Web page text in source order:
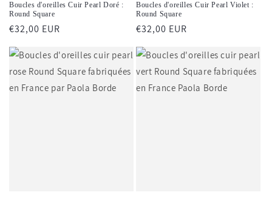
Boucles d'oreilles Cuir Pearl Doré :
Round Square
Prix
habituel
€32,00 EUR
Boucles d'oreilles Cuir Pearl Violet :
Round Square
Prix
habituel
€32,00 EUR